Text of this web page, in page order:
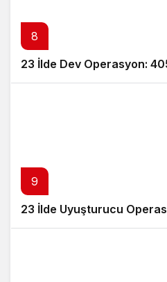
8
23 İlde Dev Operasyon:
9
23 İlde Uyuşturucu